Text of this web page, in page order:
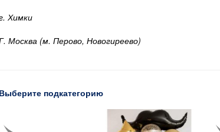
Химки
Москва (м. Перово, Новогиреево)
Выберите подкатегорию